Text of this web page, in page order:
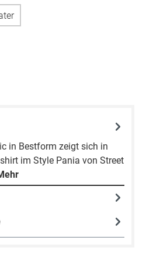
in Bestform zeigt sich in
im Style Pania von Street